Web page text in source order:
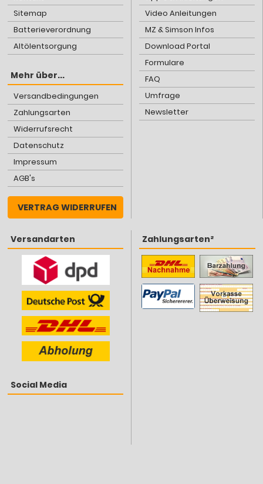
Sitemap
Batterieverordnung
Altölentsorgung
Mehr über...
Versandbedingungen
Zahlungsarten
Widerrufsrecht
Datenschutz
Impressum
AGB's
VERTRAG WIDERRUFEN
Video Anleitungen
MZ & Simson Infos
Download Portal
Formulare
FAQ
Umfrage
Newsletter
Versandarten
Social Media
Zahlungsarten²